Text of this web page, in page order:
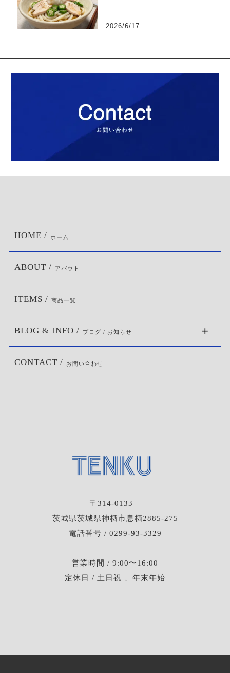
2026/6/17
〒314-0133
茨城県茨城県神栖市息栖2885-275
電話番号 / 0299-93-3329
営業時間 / 9:00〜16:00
定休日 / 土日祝 、年末年始
HOME / ホーム
ABOUT / アバウト
ITEMS / 商品一覧
BLOG & INFO / ブログ / お知らせ
CONTACT / お問い合わせ